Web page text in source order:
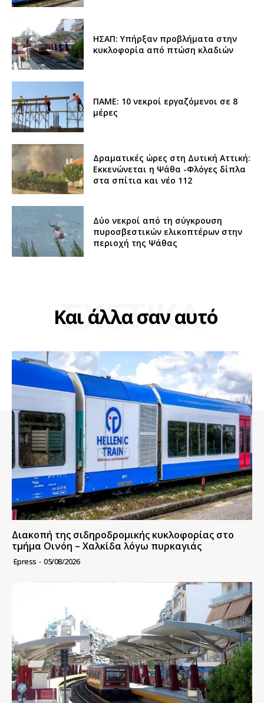
ΗΣΑΠ: Υπήρξαν προβλήματα στην
κυκλοφορία από πτώση κλαδιών
ΠΑΜΕ: 10 νεκροί εργαζόμενοι σε 8
μέρες
Δραματικές ώρες στη Δυτική Αττική:
Εκκενώνεται η Ψάθα -Φλόγες δίπλα
στα σπίτια και νέο 112
Δύο νεκροί από τη σύγκρουση
πυροσβεστικών ελικοπτέρων στην
περιοχή της Ψάθας
Και άλλα σαν αυτό
ΣΧΕΤΙΚΑ
Διακοπή της σιδηροδρομικής κυκλοφορίας στο
τμήμα Οινόη – Χαλκίδα λόγω πυρκαγιάς
Epress - 05/08/2026